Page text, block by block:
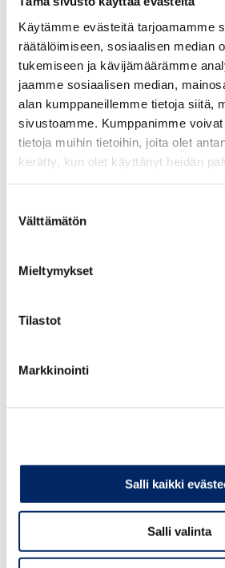
Käytämme evästeitä tarjoamamme
räätälöimiseen, sosiaalisen median
tukemiseen ja kävijämäärämme
jaamme sosiaalisen median,
alan kumppaneillemme tietoja siitä,
sivustoamme. Kumppanimme
tietoja muihin tietoihin, joita olet
kerätty, kun olet käyttänyt heidän
valinta
Välttämätön
Mieltymykset
Tilastot
Markkinointi
Salli kaikki
Salli valinta
tilanteita, joissa tytäryhtiön
konsernin emoyhtiön osakkeita.
sillä, että toimenpiteen tulisi
työnantajayhtiön osakkeiden
Keskuskauppakamari pitää tätä
seuraavista syistä:
Henkilöstön osakeomistus
Henkilöstön osakeomistus
vallitsisi enää
Henkilöstön osakeomistus
johtaa hankaliin tilanteisiin
järjestelyissä, joissa toimintoja
siirrettäisiin yhdestä juridisesta
Eri konserniyhtiöiden
vaihdella merkittävästi, mikä
konserniyhtiöissä
saaman veroedun määrässä
taserakenteesta riippuen.